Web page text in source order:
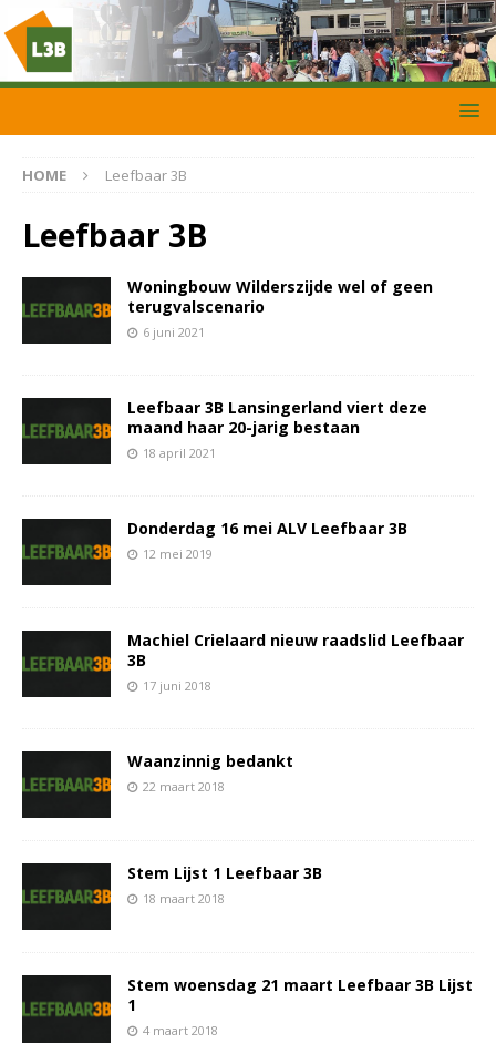
HOME Leefbaar 3B
Leefbaar 3B
Woningbouw Wilderszijde wel of geen
terugvalscenario
6 juni 2021
Leefbaar 3B Lansingerland viert deze
maand haar 20-jarig bestaan
18 april 2021
Donderdag 16 mei ALV Leefbaar 3B
12 mei 2019
Machiel Crielaard nieuw raadslid Leefbaar
3B
17 juni 2018
Waanzinnig bedankt
22 maart 2018
Stem Lijst 1 Leefbaar 3B
18 maart 2018
Stem woensdag 21 maart Leefbaar 3B Lijst
1
4 maart 2018